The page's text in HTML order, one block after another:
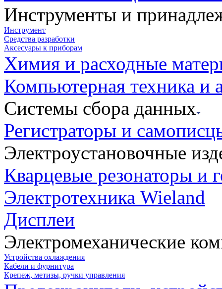
Инструменты и
Инструмент
Средства разработки
Аксесуары к приборам
Химия и расходные
Компьютерная техника и
Системы сбора данных
Регистраторы и
Электроустановочные
Кварцевые резонаторы и
Электротехника Wieland
Дисплеи
Электромеханические
Устройства охлаждения
Кабели и фурнитура
Крепеж, метизы, ручки управления